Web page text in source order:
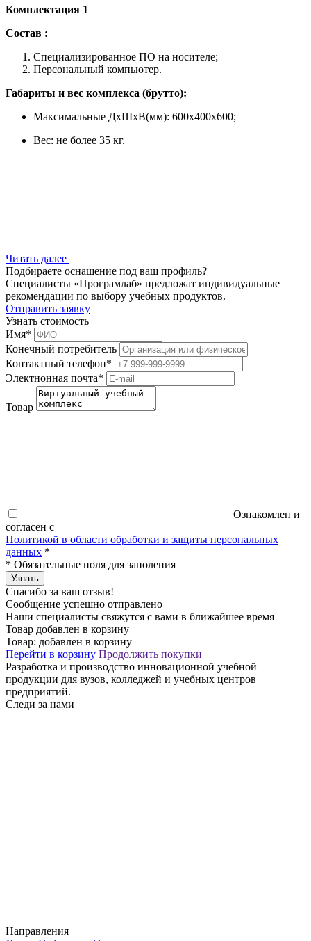
Комплектация 1
Состав :
Специализированное ПО на носителе;
Персональный компьютер.
Габариты и вес комплекса (брутто):
Максимальные ДхШхВ(мм): 600x400x600;
Вес: не более 35 кг.
Читать далее
Подбираете оснащение под ваш профиль?
Специалисты «Програмлаб» предложат индивидуальные
рекомендации по выбору учебных продуктов.
Отправить заявку
Узнать стоимость
Имя*
Конечный потребитель
Контактный телефон*
Электнонная почта*
Товар
Ознакомлен и
согласен с
Политикой в области обработки и защиты персональных
данных *
* Обязательные поля для заполения
Узнать
Спасибо за ваш отзыв!
Сообщение успешно отправлено
Наши специалисты свяжутся с вами в ближайшее время
Товар добавлен в корзину
Товар: добавлен в корзину
Перейти в корзину Продолжить покупки
Разработка и производство инновационной учебной
продукции для вузов, колледжей и учебных центров
предприятий.
Следи за нами
Направления